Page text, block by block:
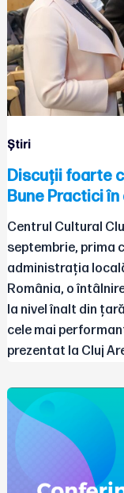
Știri
Discuții foarte
Bune Practici
Centrul Cultural
septembrie, prima
administrația
România, o
la nivel înalt din
cele mai
prezentat la Cluj